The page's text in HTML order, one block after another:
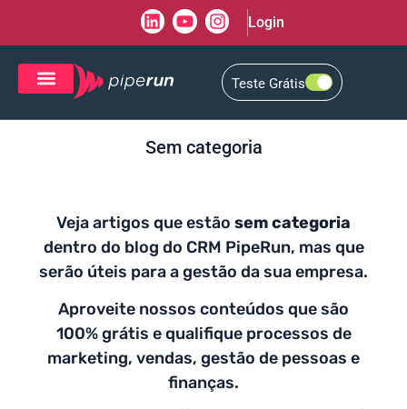
Login
Teste Grátis
Sem categoria
Veja artigos que estão sem categoria
dentro do blog do CRM PipeRun, mas que
serão úteis para a gestão da sua empresa.
Aproveite nossos conteúdos que são
100% grátis e qualifique processos de
marketing, vendas, gestão de pessoas e
finanças.